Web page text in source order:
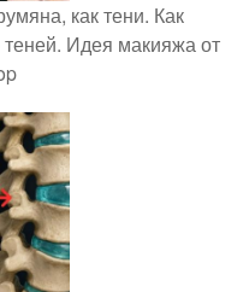
как тени. Как
Идея макияжа от